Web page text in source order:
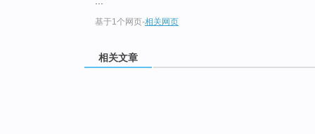
基于1个网页-相关网页
相关文章